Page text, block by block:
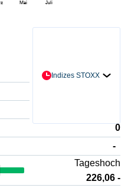
Indizes STOXX- / -
0
-
Tageshoch
226,06 -